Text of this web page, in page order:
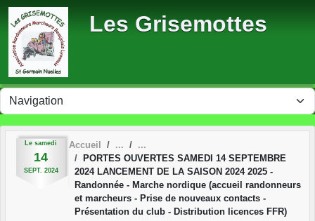
Les Grisemottes
Le samedi
14
SEPT. 2024
Accueil
PORTES OUVERTES SAMEDI 14 SEPTEMBRE
2024 LANCEMENT DE LA SAISON 2024 2025 -
Randonnée - Marche nordique (accueil randonneurs
et marcheurs - Prise de nouveaux contacts -
Présentation du club - Distribution licences FFR)
Panneau de gestion des cookies